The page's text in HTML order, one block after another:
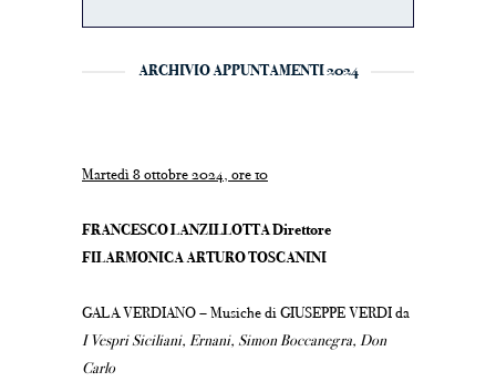
ARCHIVIO APPUNTAMENTI 2024
Martedì 8 ottobre 2024, ore 10
FRANCESCO LANZILLOTTA Direttore
FILARMONICA ARTURO TOSCANINI
GALA VERDIANO – Musiche di GIUSEPPE VERDI da
I Vespri Siciliani, Ernani, Simon Boccanegra, Don
Carlo